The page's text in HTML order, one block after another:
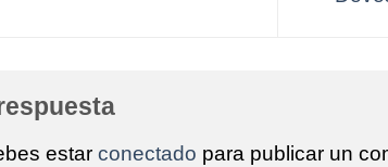
estar conectado para publicar un